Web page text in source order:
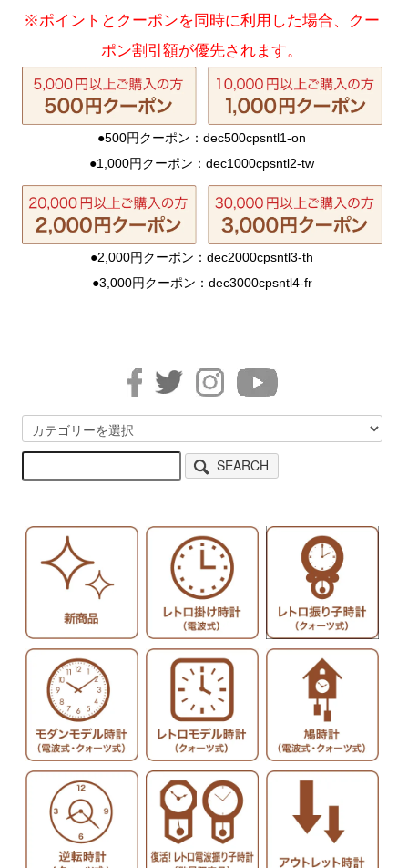
※ポイントとクーポンを同時に利用した場合、クー
ポン割引額が優先されます。
●500円クーポン：dec500cpsntl1-on
●1,000円クーポン：dec1000cpsntl2-tw
●2,000円クーポン：dec2000cpsntl3-th
●3,000円クーポン：dec3000cpsntl4-fr
SEARCH